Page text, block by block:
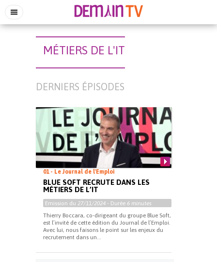
MÉTIERS DE L'IT
DERNIERS ÉPISODES
01 - Le Journal de l'Emploi
BLUE SOFT RECRUTE DANS LES
MÉTIERS DE L’IT
Emission du 27/11/2024 - Durée 6 minutes
Thierry Boccara, co-dirigeant du groupe Blue Soft,
est l’invité de cette édition du Journal de l’Emploi.
Avec lui, nous faisons le point sur les enjeux du
recrutement dans un...